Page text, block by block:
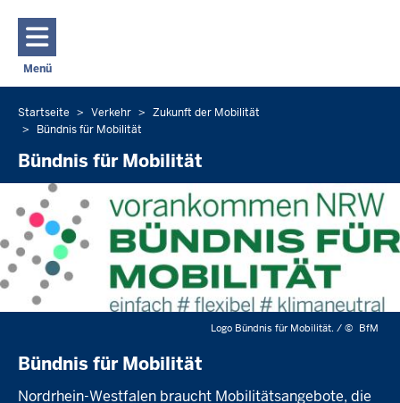
Menü
Navigation aktivieren/deaktivieren: Hauptmenü
Sie
befinden
sich
hier
Startseite Verkehr
Zukunft der Mobilität
Bündnis für Mobilität
Bündnis für Mobilität
Logo Bündnis für Mobilität. /© BfM
Bündnis für Mobilität
Nordrhein-Westfalen braucht Mobilitätsangebote, die